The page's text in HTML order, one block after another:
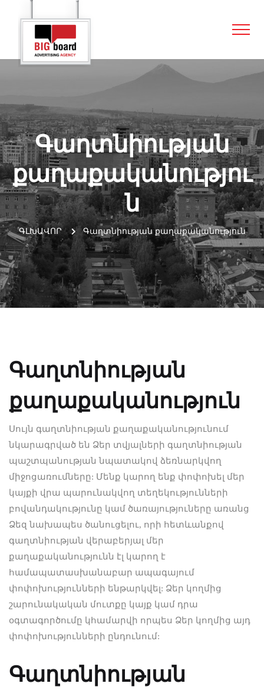
Գաղտնիության
քաղաքականությու
ն
ԳԼԽԱՎՈՐ Գաղտնիության քաղաքականություն
Գաղտնիության
քաղաքականություն
Սույն գաղտնիության քաղաքականությունում
նկարագրված են Ձեր տվյալների գաղտնիության
պաշտպանության նպատակով ձեռնարկվող
միջոցառումները: Մենք կարող ենք փոփոխել մեր
կայքի վրա պարունակվող տեղեկությունների
բովանդակությունը կամ ծառայություները առանց
Ձեզ նախապես ծանուցելու, որի հետևանքով
գաղտնիության վերաբերյալ մեր
քաղաքականությունն էլ կարող է
համապատասխանաբար ապագայում
փոփոխությունների ենթարկվել: Ձեր կողմից
շարունակական մուտքը կայք կամ դրա
օգտագործումը կհամարվի որպես Ձեր կողմից այդ
փոփոխությունների ընդունում:
Գաղտնիության